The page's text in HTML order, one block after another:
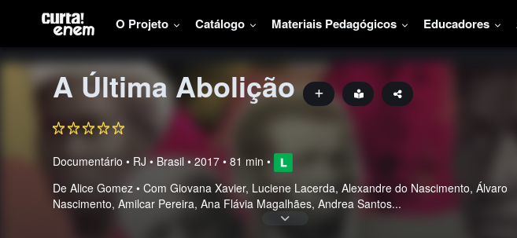
O Projeto Catálogo Materiais Pedagógicos Educadores
A Última Abolição
Documentário • RJ • Brasil• 2017 • 81 min •
De Alice Gomez • Com Giovana Xavier, Luciene Lacerda, Alexandre do Nascimento, Álvaro
Nascimento, Amilcar Pereira, Ana Flávia Magalhães, Andrea Santos...